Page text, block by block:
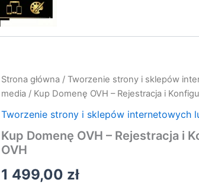
Strona główna / Tworzenie strony i sklepów
media / Kup Domenę OVH – Rejestracja i
Tworzenie strony i sklepów internetowych
Kup Domenę OVH – Rejestracja i
OVH
1 499,00 zł
ilość
Domenę
OVH
Rejestracja
i
Domena